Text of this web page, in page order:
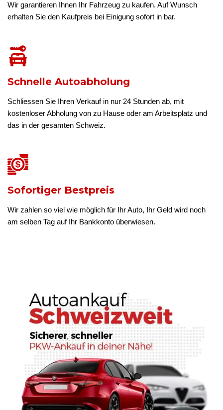
Wir garantieren Ihnen Ihr Fahrzeug zu kaufen. Auf Wunsch
erhalten Sie den Kaufpreis bei Einigung sofort in bar.
Schnelle Autoabholung
Schliessen Sie Ihren Verkauf in nur 24 Stunden ab, mit
kostenloser Abholung von zu Hause oder am Arbeitsplatz und
das in der gesamten Schweiz.
Sofortiger Bestpreis
Wir zahlen so viel wie möglich für Ihr Auto, Ihr Geld wird noch
am selben Tag auf Ihr Bankkonto überwiesen.